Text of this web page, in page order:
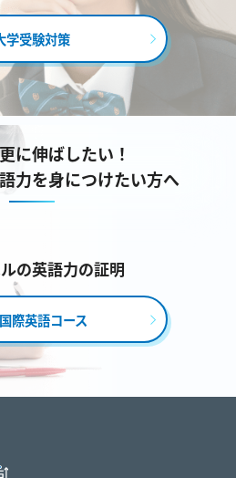
学受験対策
に伸ばしたい！
力を身につけたい方へ
の英語力の証明
際英語コース